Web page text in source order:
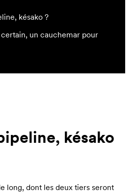
késako ?
un cauchemar pour
késako
long, dont les deux tiers seront